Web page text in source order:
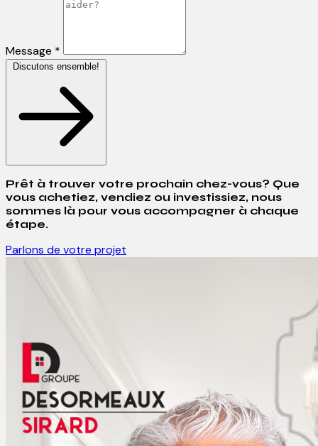
Message *
Discutons ensemble!
Prêt à trouver votre prochain chez-vous? Que
vous achetiez, vendiez ou investissiez, nous
sommes là pour vous accompagner à chaque
étape.
Parlons de votre projet